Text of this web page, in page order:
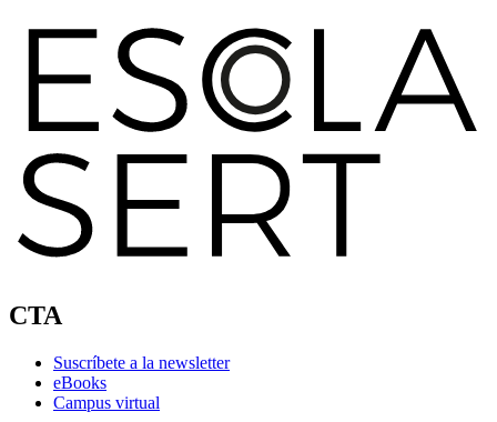
CTA
Suscríbete a la newsletter
eBooks
Campus virtual